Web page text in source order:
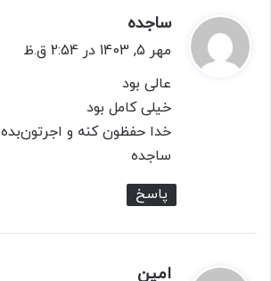
ساجده
ف
مهر 5, 1403 در 2:54 ق.ظ
عالی بود
خیلی کامل بود
خدا حفظون کنه و اجرتون‌بده
ساجده
پاسخ
امین